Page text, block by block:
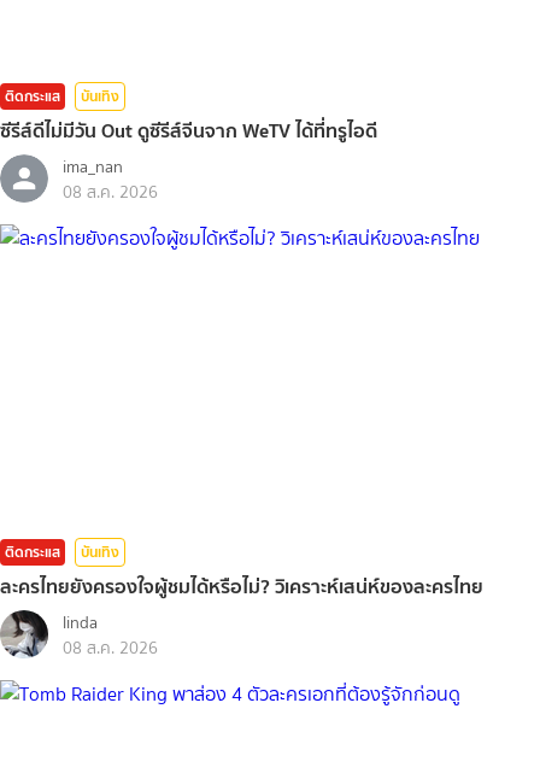
ติดกระแส บันเทิง
ซีรีส์ดีไม่มีวัน Out ดูซีรีส์จีนจาก WeTV ได้ที่ทรูไอดี
ima_nan
08 ส.ค. 2026
ติดกระแส บันเทิง
ละครไทยยังครองใจผู้ชมได้หรือไม่? วิเคราะห์เสน่ห์ของละครไทย
linda
08 ส.ค. 2026